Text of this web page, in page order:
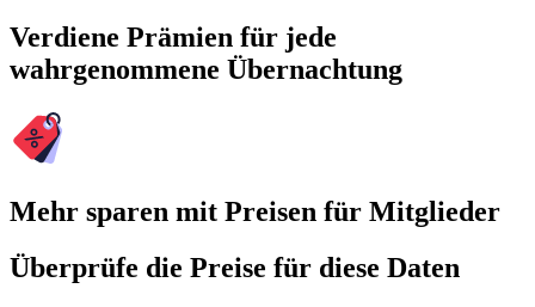
Verdiene Prämien für jede
wahrgenommene Übernachtung
Mehr sparen mit Preisen für Mitglieder
Überprüfe die Preise für diese Daten